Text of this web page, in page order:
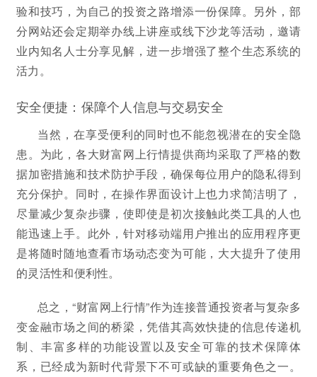
验和技巧，为自己的投资之路增添一份保障。另外，部
分网站还会定期举办线上讲座或线下沙龙等活动，邀请
业内知名人士分享见解，进一步增强了整个生态系统的
活力。
安全便捷：保障个人信息与交易安全
当然，在享受便利的同时也不能忽视潜在的安全隐
患。为此，各大财富网上行情提供商均采取了严格的数
据加密措施和技术防护手段，确保每位用户的隐私得到
充分保护。同时，在操作界面设计上也力求简洁明了，
尽量减少复杂步骤，使即使是初次接触此类工具的人也
能迅速上手。此外，针对移动端用户推出的应用程序更
是将随时随地查看市场动态变为可能，大大提升了使用
的灵活性和便利性。
总之，“财富网上行情”作为连接普通投资者与复杂多
变金融市场之间的桥梁，凭借其高效快捷的信息传递机
制、丰富多样的功能设置以及安全可靠的技术保障体
系，已经成为新时代背景下不可或缺的重要角色之一。